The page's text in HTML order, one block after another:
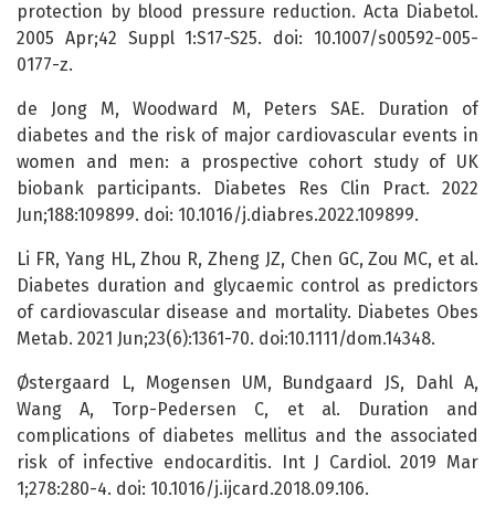
protection by blood pressure reduction. Acta Diabetol.
2005 Apr;42 Suppl 1:S17-S25. doi: 10.1007/s00592-005-
0177-z.
de Jong M, Woodward M, Peters SAE. Duration of
diabetes and the risk of major cardiovascular events in
women and men: a prospective cohort study of UK
biobank participants. Diabetes Res Clin Pract. 2022
Jun;188:109899. doi: 10.1016/j.diabres.2022.109899.
Li FR, Yang HL, Zhou R, Zheng JZ, Chen GC, Zou MC, et al.
Diabetes duration and glycaemic control as predictors
of cardiovascular disease and mortality. Diabetes Obes
Metab. 2021 Jun;23(6):1361-70. doi:10.1111/dom.14348.
Østergaard L, Mogensen UM, Bundgaard JS, Dahl A,
Wang A, Torp-Pedersen C, et al. Duration and
complications of diabetes mellitus and the associated
risk of infective endocarditis. Int J Cardiol. 2019 Mar
1;278:280-4. doi: 10.1016/j.ijcard.2018.09.106.